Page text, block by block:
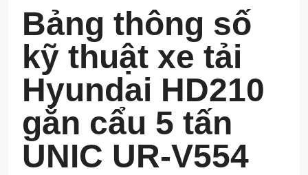
Bảng thông số
kỹ thuật xe tải
Hyundai HD210
gắn cẩu 5 tấn
UNIC UR-V554